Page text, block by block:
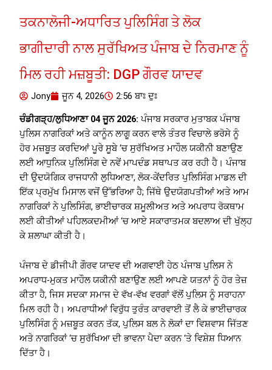
ਤਕਨਾਲੋਜੀ-ਅਧਾਰਿਤ ਪੁਲਿਸਿੰਗ ਤੇ ਲੋਕ
ਭਾਗੀਦਾਰੀ ਨਾਲ ਸੁਰੱਖਿਅਤ ਪੰਜਾਬ ਦੇ ਨਿਰਮਾਣ ਨੂੰ
ਮਿਲ ਰਹੀ ਮਜ਼ਬੂਤੀ: DGP ਗੌਰਵ ਯਾਦਵ
Jony ਜੂਨ 4, 2026 2:56 ਬਾਃ ਦੁਃ
ਚੰਡੀਗੜ੍ਹ/ਲੁਧਿਆਣਾ 04 ਜੂਨ 2026: ਪੰਜਾਬ ਸਰਕਾਰ ਮੁਤਾਬਕ ਪੰਜਾਬ
ਪੁਲਿਸ ਨਾਗਰਿਕਾਂ ਅਤੇ ਕਾਨੂੰਨ ਲਾਗੂ ਕਰਨ ਵਾਲੇ ਤੰਤਰ ਵਿਚਾਲੇ ਭਰੋਸੇ ਨੂੰ
ਹੋਰ ਮਜ਼ਬੂਤ ਕਰਦਿਆਂ ਪੂਰੇ ਸੂਬੇ ‘ਚ ਸੁਰੱਖਿਅਤ ਮਾਹੌਲ ਯਕੀਨੀ ਬਣਾਉਣ
ਲਈ ਆਧੁਨਿਕ ਪੁਲਿਸਿੰਗ ਦੇ ਨਵੇਂ ਮਾਪਦੰਡ ਸਥਾਪਤ ਕਰ ਰਹੀ ਹੈ। ਪੰਜਾਬ
ਦੀ ਉਦਯੋਗਿਕ ਰਾਜਧਾਨੀ ਲੁਧਿਆਣਾ, ਲੋਕ-ਕੇਂਦਰਿਤ ਪੁਲਿਸਿੰਗ ਮਾਡਲ ਦੀ
ਇੱਕ ਪ੍ਰਮੁੱਖ ਮਿਸਾਲ ਵਜੋਂ ਉੱਭਰਿਆ ਹੈ; ਜਿੱਥੇ ਉਦਯੋਗਪਤੀਆਂ ਅਤੇ ਆਮ
ਨਾਗਰਿਕਾਂ ਨੇ ਪੁਲਿਸਿੰਗ, ਭਾਈਚਾਰਕ ਸ਼ਮੂਲੀਅਤ ਅਤੇ ਅਪਰਾਧ ਰੋਕਥਾਮ
ਲਈ ਕੀਤੀਆਂ ਪਹਿਲਕਦਮੀਆਂ ‘ਚ ਆਏ ਸਕਾਰਾਤਮਕ ਬਦਲਾਅ ਦੀ ਖੁੱਲ੍ਹ
ਕੇ ਸ਼ਲਾਘਾ ਕੀਤੀ ਹੈ।
ਪੰਜਾਬ ਦੇ ਡੀਜੀਪੀ ਗੌਰਵ ਯਾਦਵ ਦੀ ਅਗਵਾਈ ਹੇਠ ਪੰਜਾਬ ਪੁਲਿਸ ਨੇ
ਅਪਰਾਧ-ਮੁਕਤ ਮਾਹੌਲ ਯਕੀਨੀ ਬਣਾਉਣ ਲਈ ਆਪਣੇ ਯਤਨਾਂ ਨੂੰ ਹੋਰ ਤੇਜ਼
ਕੀਤਾ ਹੈ, ਜਿਸ ਸਦਕਾ ਸਮਾਜ ਦੇ ਵੱਖ-ਵੱਖ ਵਰਗਾਂ ਵੱਲੋਂ ਪੁਲਿਸ ਨੂੰ ਸਰਾਹਨਾ
ਮਿਲ ਰਹੀ ਹੈ। ਅਪਰਾਧੀਆਂ ਵਿਰੁੱਧ ਤੁਰੰਤ ਕਾਰਵਾਈ ਤੋਂ ਲੈ ਕੇ ਭਾਈਚਾਰਕ
ਪੁਲਿਸਿੰਗ ਨੂੰ ਮਜ਼ਬੂਤ ਕਰਨ ਤੱਕ, ਪੁਲਿਸ ਬਲ ਨੇ ਲੋਕਾਂ ਦਾ ਵਿਸ਼ਵਾਸ ਜਿੱਤਣ
ਅਤੇ ਨਾਗਰਿਕਾਂ ‘ਚ ਸੁਰੱਖਿਆ ਦੀ ਭਾਵਨਾ ਪੈਦਾ ਕਰਨ ‘ਤੇ ਵਿਸ਼ੇਸ਼ ਧਿਆਨ
ਦਿੱਤਾ ਹੈ।